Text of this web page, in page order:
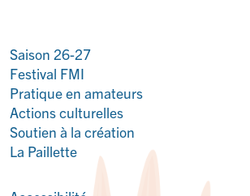
Saison 26-27
Festival FMI
Pratique en amateurs
Actions culturelles
Soutien à la création
La Paillette